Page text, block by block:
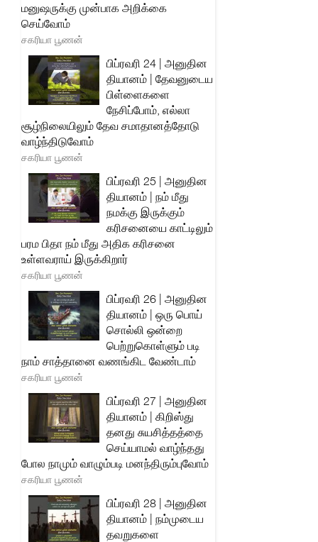
மனுஷருக்கு முன்பாக அறிக்கை
செய்வோம்
சகரியா பூணன்
பிப்ரவரி 24 | அனுதின
தியானம் | தேவனுடைய
பிள்ளைகளை
நேசிப்போம், எல்லா
சூழ்நிலையிலும் தேவ சமாதானத்தோடு
வாழ்ந்திடுவோம்
சகரியா பூணன்
பிப்ரவரி 25 | அனுதின
தியானம் | நம் மீது
நமக்கு இருக்கும்
கரிசனையை காட்டிலும்
பரம பிதா நம் மீது அதிக கரிசனை
உள்ளவராய் இருக்கிறார்
சகரியா பூணன்
பிப்ரவரி 26 | அனுதின
தியானம் | ஒரு பொய்
சொல்லி ஒன்றை
பெற்றுகொள்ளும் படி
நாம் சாத்தானை வணங்கிட வேண்டாம்
சகரியா பூணன்
பிப்ரவரி 27 | அனுதின
தியானம் | கிறிஸ்து
தனது சுயசித்தத்தை
செய்யாமல் வாழ்ந்தது
போல நாமும் வாழும்படி மனந்திரும்புவோம்
சகரியா பூணன்
பிப்ரவரி 28 | அனுதின
தியானம் | நம்முடைய
தவறுகளை